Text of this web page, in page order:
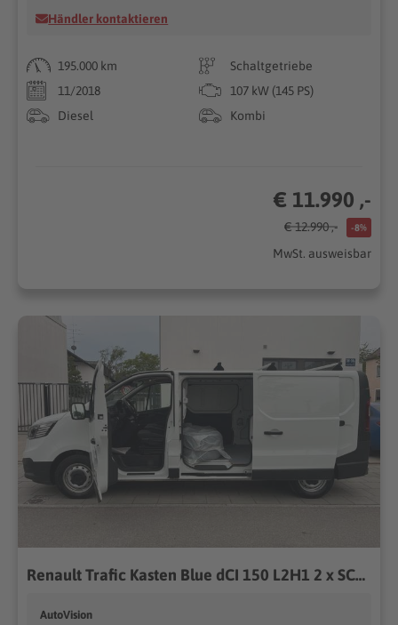
Händler kontaktieren
195.000 km
Schaltgetriebe
11/2018
107 kW (145 PS)
Diesel
Kombi
€ 11.990 ,-
€ 12.990 ,- -8%
MwSt. ausweisbar
Renault Trafic Kasten Blue dCI 150 L2H1 2 x SCHIEBETÜREN
AutoVision